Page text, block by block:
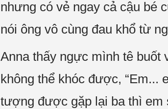
nhưng có vẻ ngay cả cậu bé
nói ông vô cùng đau khổ từ
Anna thấy ngực mình tê buốt
không thể khóc được, “Em...
tượng được gặp lại ba thì em